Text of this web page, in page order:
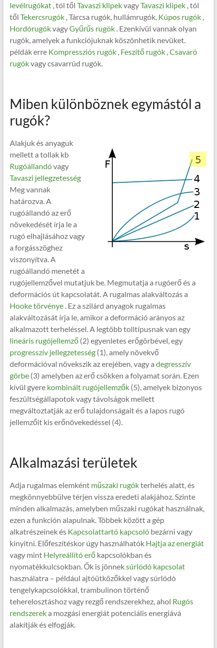
levélrugókat, tól től Tavaszi klipekvagyTavaszi klipek, tól
től Tekercsrugók, Tárcsa rugók, hullámrugók,Kúpos rugók,
HordórugókvagyGyűrűs rugók. Ezenkívül vannak olyan
rugók, amelyek a funkciójuknak köszönhetik nevüket.
példák erreKompressziós rugók,Feszítő rugók,Csavaró
rugókvagy csavarrúd rugók.
Miben különböznek egymástól a
rugók?
Alakjuk és anyaguk
mellett a tollak kb
Rugóállandóvagy
Tavaszi jellegzetesség
Meg vannak
határozva. A
rugóállandó az erő
növekedését írja le a
rugó elhajlásához vagy
a forgásszöghez
viszonyítva. A
rugóállandó menetét a
rugójellemzővel mutatjuk be. Megmutatja a rugóerő és a
deformációs út kapcsolatát. A rugalmas alakváltozás a
Hooke törvénye. Ez a szilárd anyagok rugalmas
alakváltozását írja le, amikor a deformáció arányos az
alkalmazott terheléssel. A legtöbb tolltípusnak van egy
lineáris rugójellemző(2) egyenletes erőgörbével, egy
progresszív jellegzetesség(1), amely növekvő
deformációval növekszik az erejében, vagy a degresszív
görbe(3) amelyben az erő csökken a folyamat során. Ezen
kívül gyerekombinált rugójellemzők(5), amelyek bizonyos
feszültségállapotok vagy távolságok mellett
megváltoztatják az erő tulajdonságait és a lapos rugó
jellemzőit kis erőnövekedéssel (4).
Alkalmazási területek
Adja rugalmas elemkéntműszaki rugókterhelés alatt, és
megkönnyebbülve térjen vissza eredeti alakjához. Szinte
minden alkalmazás, amelyben műszaki rugókat használnak,
ezen a funkción alapulnak. Többek között a gép
alkatrészeinek ésKapcsolattartó kapcsolóbezárni vagy
kinyitni. Előfeszítéskor úgy használhatókHajtja az energiát
vagy mintHelyreállító erőkapcsolókban és
nyomatékkulcsokban. Ők is jönneksúrlódó kapcsolat
használatra – például ajtóütközőkkel vagy súrlódó
tengelykapcsolókkal, trambulinon történő
teherelosztáshoz vagy rezgő rendszerekhez, ahol Rugós
rendszereka mozgási energiát potenciális energiává
alakítják és elfogják.